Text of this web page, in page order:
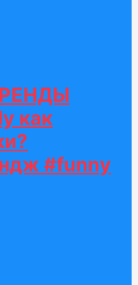
как
#funny